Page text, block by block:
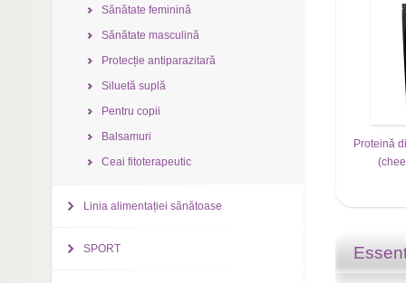
Proteină
Sănătate feminină
Sănătate masculină
Protecție antiparazitară
Siluetă suplă
Pentru copii
Balsamuri
Ceai fitoterapeutic
Linia alimentației sănătoase
SPORT